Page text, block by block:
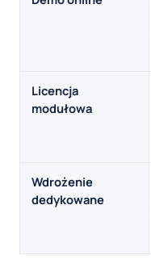
Licencja
modułowa
Wdrożenie
dedykowane